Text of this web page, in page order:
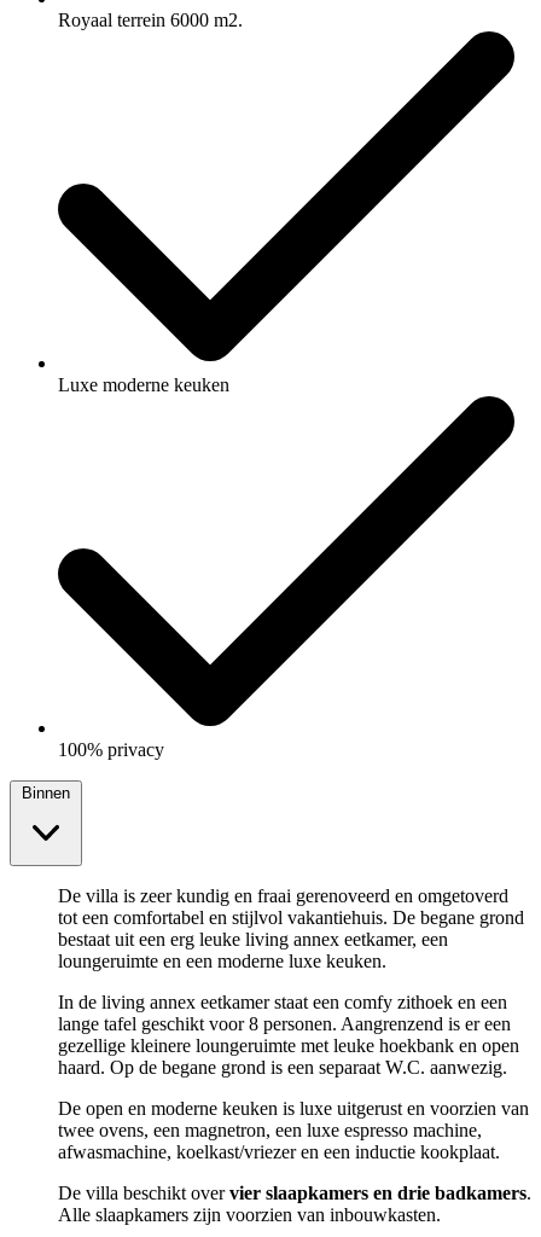
Royaal terrein 6000 m2.
Luxe moderne keuken
100% privacy
De villa is zeer kundig en fraai gerenoveerd en omgetoverd
tot een comfortabel en stijlvol vakantiehuis. De begane grond
bestaat uit een erg leuke living annex eetkamer, een
loungeruimte en een moderne luxe keuken.
In de living annex eetkamer staat een comfy zithoek en een
lange tafel geschikt voor 8 personen. Aangrenzend is er een
gezellige kleinere loungeruimte met leuke hoekbank en open
haard. Op de begane grond is een separaat W.C. aanwezig.
De open en moderne keuken is luxe uitgerust en voorzien van
twee ovens, een magnetron, een luxe espresso machine,
afwasmachine, koelkast/vriezer en een inductie kookplaat.
De villa beschikt overvier slaapkamers en drie badkamers.
Alle slaapkamers zijn voorzien van inbouwkasten.